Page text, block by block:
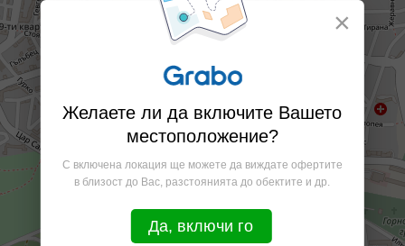
×
Желаете ли да включите Вашето
местоположение?
С включена локация ще можете да виждате офертите
в близост до Вас, разстоянията до обектите и др.
Да, включи го